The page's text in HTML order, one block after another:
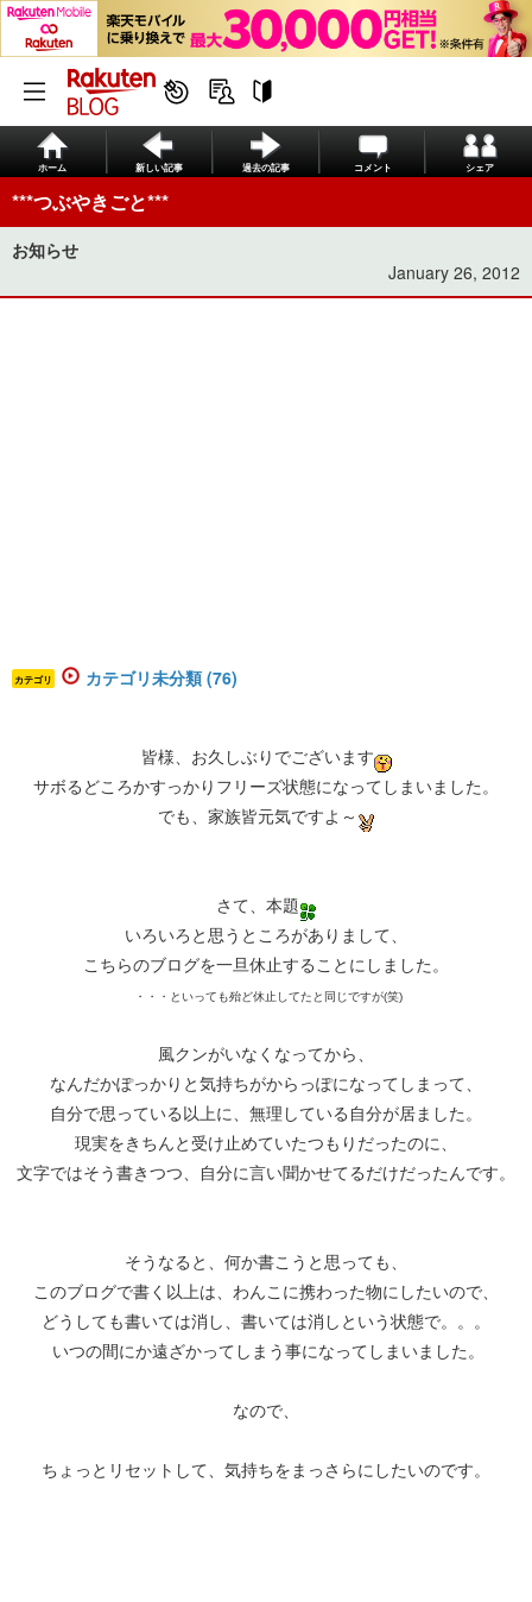
ホーム 新しい記事 過去の記事 コメント シェア
***つぶやきごと***
お知らせ
January 26, 2012
カテゴリ カテゴリ未分類 (76)
皆様、お久しぶりでございます
サボるどころかすっかりフリーズ状態になってしまいました。
でも、家族皆元気ですよ～
さて、本題
いろいろと思うところがありまして、
こちらのブログを一旦休止することにしました。
・・・といっても殆ど休止してたと同じですが(笑)
風クンがいなくなってから、
なんだかぽっかりと気持ちがからっぽになってしまって、
自分で思っている以上に、無理している自分が居ました。
現実をきちんと受け止めていたつもりだったのに、
文字ではそう書きつつ、自分に言い聞かせてるだけだったんです。
そうなると、何か書こうと思っても、
このブログで書く以上は、わんこに携わった物にしたいので、
どうしても書いては消し、書いては消しという状態で。。。
いつの間にか遠ざかってしまう事になってしまいました。
なので、
ちょっとリセットして、気持ちをまっさらにしたいのです。